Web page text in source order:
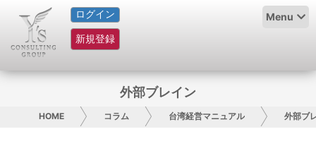
ログイン
新規登録
Menu
HOME
サービス紹介
グループ概要
外部ブレイン
HOME コラム 台湾経営マニュアル 外部ブ